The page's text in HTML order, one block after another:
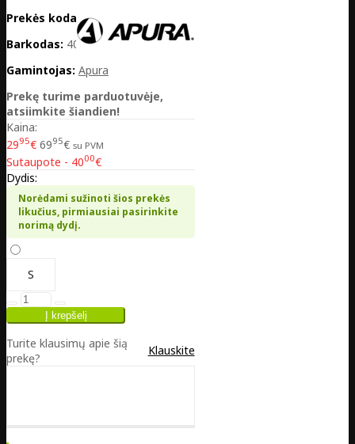
Prekės kodas: DE20-301-30269
Barkodas: 4032782050108
Gamintojas: Apura
Prekę turime parduotuvėje,
atsiimkite šiandien!
Kaina:
2995€ 6995€ su PVM
Sutaupote - 4000€
Dydis:
Norėdami sužinoti šios prekės
likučius, pirmiausiai pasirinkite
norimą dydį.
S
Turite klausimų apie šią
prekę?
Klauskite